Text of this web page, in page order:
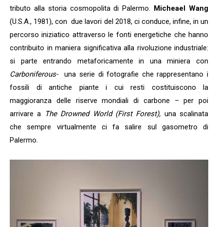
tributo alla storia cosmopolita di Palermo. Micheael Wang
(U.S.A., 1981), con due lavori del 2018, ci conduce, infine, in un
percorso iniziatico attraverso le fonti energetiche che hanno
contribuito in maniera significativa alla rivoluzione industriale:
si parte entrando metaforicamente in una miniera con
Carboniferous-
una serie di fotografie che rappresentano i
fossili di antiche piante i cui resti costituiscono la
maggioranza delle riserve mondiali di carbone – per poi
arrivare a The Drowned World (First Forest), una scalinata
che sempre virtualmente ci fa salire sul gasometro di
Palermo.